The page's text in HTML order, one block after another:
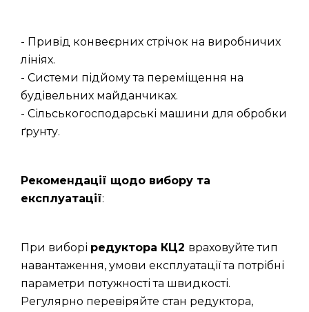
- Привід конвеєрних стрічок на виробничих
лініях.
- Системи підйому та переміщення на
будівельних майданчиках.
- Сільськогосподарські машини для обробки
ґрунту.
Рекомендації щодо вибору та
експлуатації:
При виборі редуктора КЦ2 враховуйте тип
навантаження, умови експлуатації та потрібні
параметри потужності та швидкості.
Регулярно перевіряйте стан редуктора,